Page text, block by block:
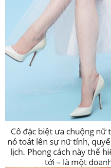
Cô đặc biệt ưa chuộng
nó toát lên sự nữ tính,
lịch. Phong cách này thể
tới – là một